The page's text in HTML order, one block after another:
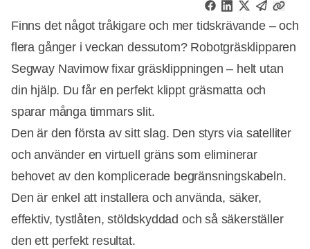
Finns det något tråkigare och mer tidskrävande – och
flera gånger i veckan dessutom? Robotgräsklipparen
Segway Navimow fixar gräsklippningen – helt utan
din hjälp. Du får en perfekt klippt gräsmatta och
sparar många timmars slit.
Den är den första av sitt slag. Den styrs via satelliter
och använder en virtuell gräns som eliminerar
behovet av den komplicerade begränsningskabeln.
Den är enkel att installera och använda, säker,
effektiv, tystlåten, stöldskyddad och så säkerställer
den ett perfekt resultat.